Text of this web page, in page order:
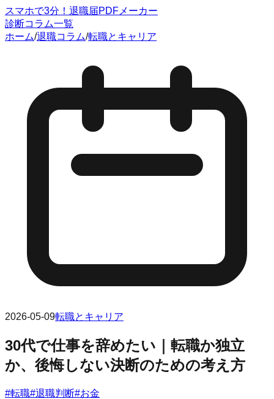
スマホで3分！退職届PDFメーカー
診断コラム一覧
ホーム/退職コラム/転職とキャリア
2026-05-09転職とキャリア
30代で仕事を辞めたい｜転職か独立
か、後悔しない決断のための考え方
#転職#退職判断#お金